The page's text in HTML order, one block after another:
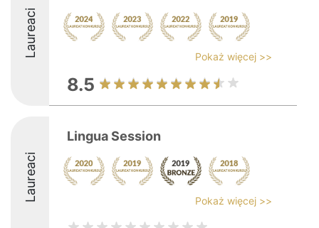
Laureaci Pokaż więcej >>
8.5
Laureaci
Lingua Session
Pokaż więcej >>